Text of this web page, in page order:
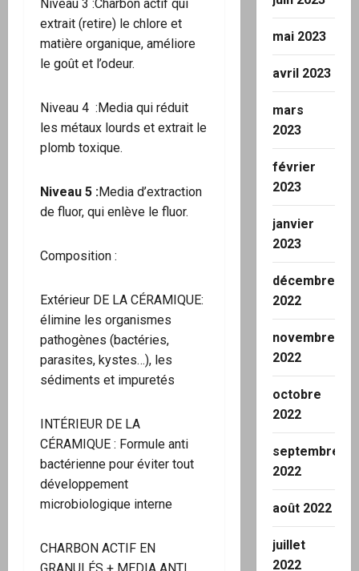
Niveau 3 :Charbon actif qui
extrait (retire) le chlore et
matière organique, améliore
le goût et l’odeur.
Niveau 4 :Media qui réduit
les métaux lourds et extrait le
plomb toxique.
Niveau 5 :Media d’extraction
de fluor, qui enlève le fluor.
Composition :
Extérieur DE LA CÉRAMIQUE:
élimine les organismes
pathogènes (bactéries,
parasites, kystes…), les
sédiments et impuretés
INTÉRIEUR DE LA
CÉRAMIQUE : Formule anti
bactérienne pour éviter tout
développement
microbiologique interne
CHARBON ACTIF EN
mai 2023
avril 2023
mars
2023
février
2023
janvier
2023
décembre
2022
novembre
2022
octobre
2022
septembre
2022
août 2022
juillet
2022